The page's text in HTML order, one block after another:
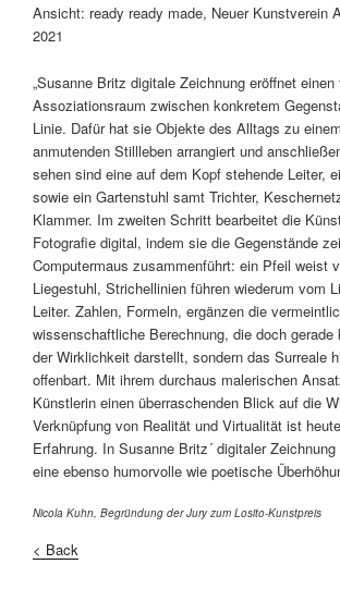
Ansicht: ready ready made, Neuer Kunstverein
2021
„Susanne Britz digitale Zeichnung eröffnet einen
Assoziationsraum zwischen konkretem
Linie. Dafür hat sie Objekte des Alltags zu
anmutenden Stillleben arrangiert und
sehen sind eine auf dem Kopf stehende Leiter,
sowie ein Gartenstuhl samt Trichter,
Klammer. Im zweiten Schritt bearbeitet die
Fotografie digital, indem sie die Gegenstände
Computermaus zusammenführt: ein Pfeil weist
Liegestuhl, Strichellinien führen wiederum vom
Leiter. Zahlen, Formeln, ergänzen die
wissenschaftliche Berechnung, die doch gerade
der Wirklichkeit darstellt, sondern das Surreale
offenbart. Mit ihrem durchaus malerischen
Künstlerin einen überraschenden Blick auf die
Verknüpfung von Realität und Virtualität ist
Erfahrung. In Susanne Britz´ digitaler
eine ebenso humorvolle wie poetische
Nicola Kuhn, Begründung der Jury zum Losito-Kunstpreis
< Back